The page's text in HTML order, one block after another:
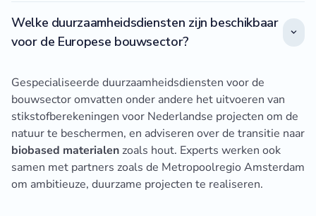
Welke duurzaamheidsdiensten zijn beschikbaar
voor de Europese bouwsector?
Gespecialiseerde duurzaamheidsdiensten voor de
bouwsector omvatten onder andere het uitvoeren van
stikstofberekeningen voor Nederlandse projecten om de
natuur te beschermen, en adviseren over de transitie naar
biobased materialen zoals hout. Experts werken ook
samen met partners zoals de Metropoolregio Amsterdam
om ambitieuze, duurzame projecten te realiseren.